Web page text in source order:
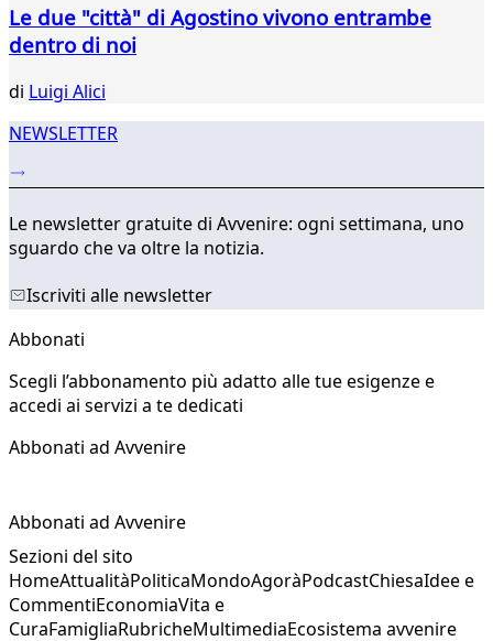
Le due "città" di Agostino vivono entrambe
dentro di noi
di Luigi Alici
NEWSLETTER
Le newsletter gratuite di Avvenire: ogni settimana, uno
sguardo che va oltre la notizia.
Iscriviti alle newsletter
Abbonati
Scegli l’abbonamento più adatto alle tue esigenze e
accedi ai servizi a te dedicati
Abbonati ad Avvenire
Abbonati ad Avvenire
Sezioni del sito
HomeAttualitàPoliticaMondoAgoràPodcastChiesaIdee e
CommentiEconomiaVita e
CuraFamigliaRubricheMultimediaEcosistema avvenire